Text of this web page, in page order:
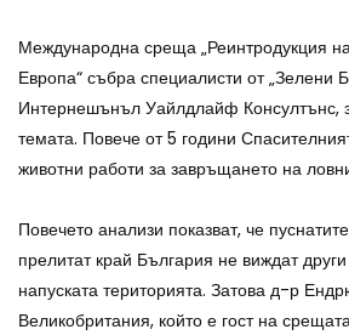
Международна среща „Реинтродукция
Европа“ събра специалисти от „Зелени
Интернешънъл Уайлдлайф Консултънс,
темата. Повече от 5 години
животни работи за завръщането на
Повечето анализи показват, че
прелитат край България не виждат
напуската територията. Затова д-р
Великобритания, който е гост на